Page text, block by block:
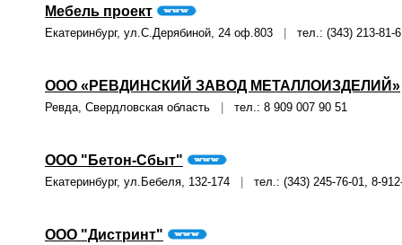
Мебель проект
Екатеринбург, ул.С.Дерябиной, 24 оф.803 тел.: (343) 213-81-
ООО «РЕВДИНСКИЙ ЗАВОД МЕТАЛЛОИЗДЕЛИЙ»
Ревда, Свердловская область тел.: 8 909 007 90 51
ООО "Бетон-Сбыт"
Екатеринбург, ул.Бебеля, 132-174 тел.: (343) 245-76-01, 8-
ООО "Дистринт"